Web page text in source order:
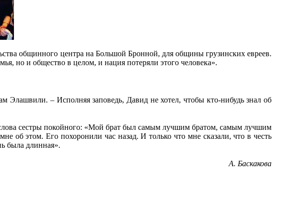
общинного центра на Большой Бронной, для общины грузинских евреев.
но и общество в целом, и нация потеряли этого человека».
Элашвили. – Исполняя заповедь, Давид не хотел, чтобы кто-нибудь знал об
сестры покойного: «Мой брат был самым лучшим братом, самым лучшим
об этом. Его похоронили час назад. И только что мне сказали, что в честь
была длинная».
А. Баскакова